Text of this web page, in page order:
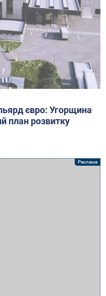
євро: Угорщина
план розвитку